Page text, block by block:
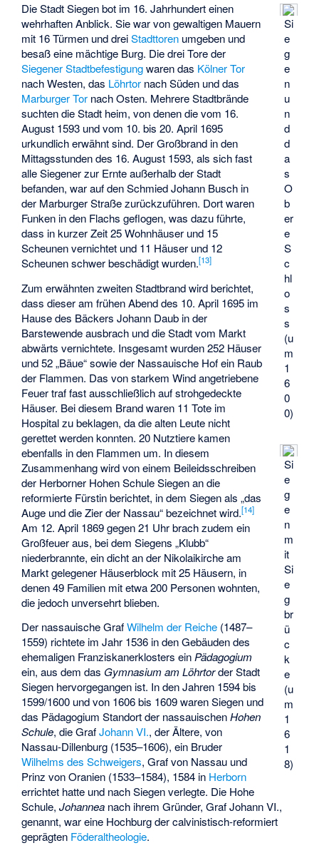
Si
e
g
e
n
u
n
d
d
a
s
O
b
er
e
S
c
hl
o
s
s
(u
m
1
6
0
0)
Si
e
g
e
n
m
it
Si
e
g
br
ü
c
k
e
(u
m
1
6
1
8)
Die Stadt Siegen bot im 16. Jahrhundert einen
wehrhaften Anblick. Sie war von gewaltigen Mauern
mit 16 Türmen und dreiStadttoren umgeben und
besaß eine mächtige Burg. Die drei Tore der
Siegener Stadtbefestigungwaren das Kölner Tor
nach Westen, das Löhrtor nach Süden und das
Marburger Tor nach Osten. Mehrere Stadtbrände
suchten die Stadt heim, von denen die vom 16.
August 1593 und vom 10. bis 20. April 1695
urkundlich erwähnt sind. Der Großbrand in den
Mittagsstunden des 16. August 1593, als sich fast
alle Siegener zur Ernte außerhalb der Stadt
befanden, war auf den Schmied Johann Busch in
der Marburger Straße zurückzuführen. Dort waren
Funken in den Flachs geflogen, was dazu führte,
dass in kurzer Zeit 25 Wohnhäuser und 15
Scheunen vernichtet und 11 Häuser und 12
Scheunen schwer beschädigt wurden.[13]
Zum erwähnten zweiten Stadtbrand wird berichtet,
dass dieser am frühen Abend des 10. April 1695 im
Hause des Bäckers Johann Daub in der
Barstewende ausbrach und die Stadt vom Markt
abwärts vernichtete. Insgesamt wurden 252 Häuser
und 52 „Bäue“ sowie der Nassauische Hof ein Raub
der Flammen. Das von starkem Wind angetriebene
Feuer traf fast ausschließlich auf strohgedeckte
Häuser. Bei diesem Brand waren 11 Tote im
Hospital zu beklagen, da die alten Leute nicht
gerettet werden konnten. 20 Nutztiere kamen
ebenfalls in den Flammen um. In diesem
Zusammenhang wird von einem Beileidsschreiben
der Herborner Hohen Schule Siegen an die
reformierte Fürstin berichtet, in dem Siegen als „das
Auge und die Zier der Nassau“ bezeichnet wird.[14]
Am 12. April 1869 gegen 21 Uhr brach zudem ein
Großfeuer aus, bei dem Siegens „Klubb“
niederbrannte, ein dicht an der Nikolaikirche am
Markt gelegener Häuserblock mit 25 Häusern, in
denen 49 Familien mit etwa 200 Personen wohnten,
die jedoch unversehrt blieben.
Der nassauische GrafWilhelm der Reiche (1487–
1559) richtete im Jahr 1536 in den Gebäuden des
ehemaligen Franziskanerklosters einPädagogium
ein, aus dem das Gymnasium am Löhrtorder Stadt
Siegen hervorgegangen ist. In den Jahren 1594 bis
1599/1600 und von 1606 bis 1609 waren Siegen und
das Pädagogium Standort der nassauischenHohen
Schule, die GrafJohann VI., der Ältere, von
Nassau-Dillenburg (1535–1606), ein Bruder
Wilhelms des Schweigers, Graf von Nassau und
Prinz von Oranien (1533–1584), 1584 in Herborn
errichtet hatte und nach Siegen verlegte. Die Hohe
Schule,Johannea nach ihrem Gründer, Graf Johann VI.,
genannt, war eine Hochburg der calvinistisch-reformiert
geprägten Föderaltheologie.